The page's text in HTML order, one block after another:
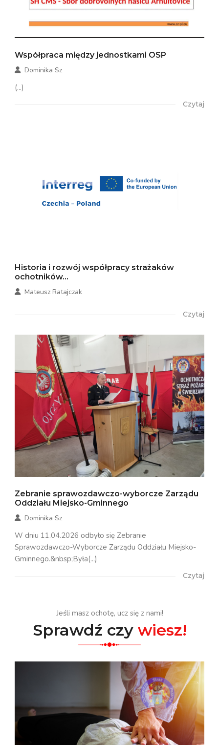
Współpraca między jednostkami OSP
Dominika Sz
(...)
Czytaj
Historia i rozwój współpracy strażaków
ochotników...
Mateusz Ratajczak
Czytaj
Zebranie sprawozdawczo-wyborcze Zarządu
Oddziału Miejsko-Gminnego
Dominika Sz
W dniu 11.04.2026 odbyło się Zebranie
Sprawozdawczo-Wyborcze Zarządu Oddziału Miejsko-
Gminnego.&nbsp;Była(...)
Czytaj
Jeśli masz ochotę, ucz się z nami!
Sprawdź czy wiesz!